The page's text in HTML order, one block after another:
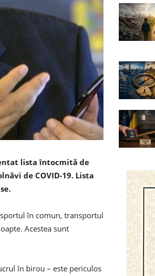
lista întocmită de
de COVID-19. Lista
în comun, transportul
Acestea sunt
în birou – este periculos